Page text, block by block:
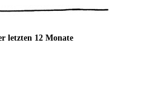
letzten 12 Monate